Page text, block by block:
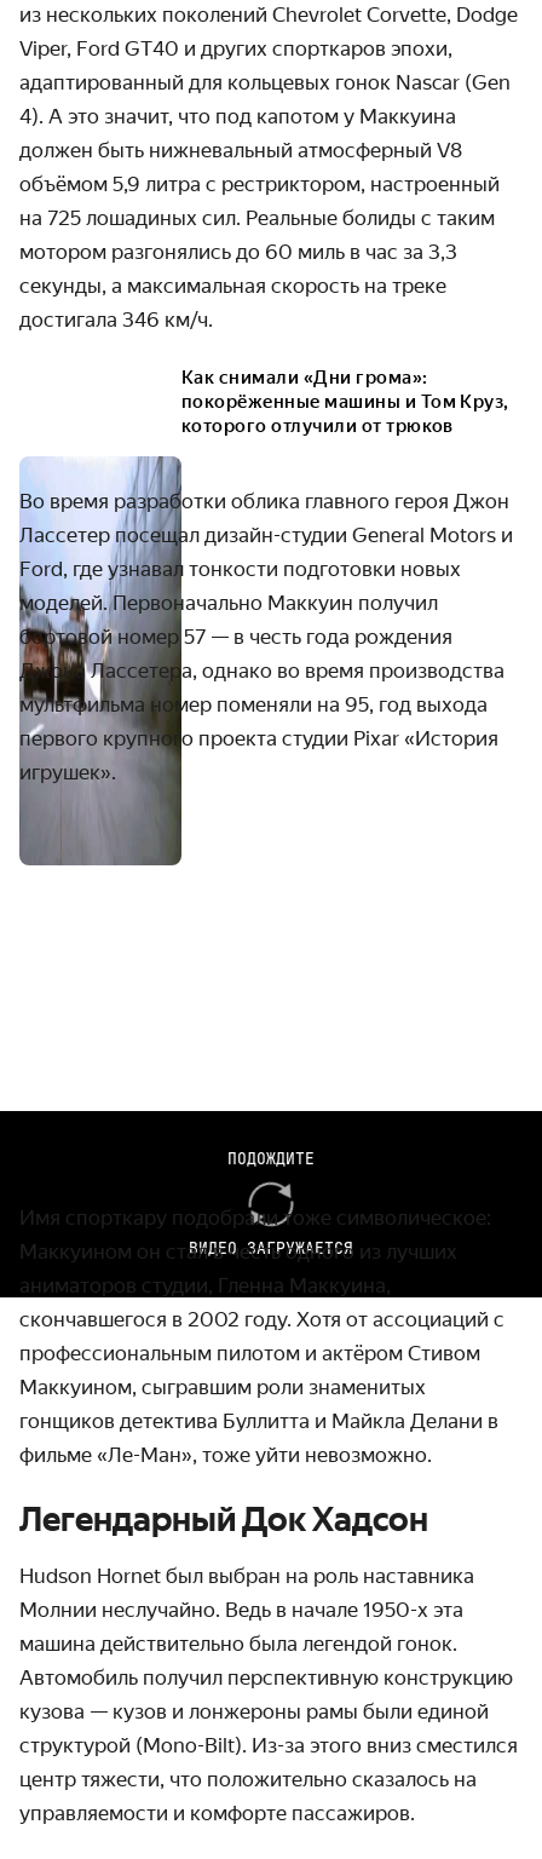
из нескольких поколений Chevrolet Corvette, Dodge
Viper, Ford GT40 и других спорткаров эпохи,
адаптированный для кольцевых гонок Nascar (Gen
4). А это значит, что под капотом у Маккуина
должен быть нижневальный атмосферный V8
объёмом 5,9 литра с рестриктором, настроенный
на 725 лошадиных сил. Реальные болиды с таким
мотором разгонялись до 60 миль в час за 3,3
секунды, а максимальная скорость на треке
достигала 346 км/ч.
Как снимали «Дни грома»:
покорёженные машины и Том Круз,
которого отлучили от трюков
Во время разработки облика главного героя Джон
Лассетер посещал дизайн-студии General Motors и
Ford, где узнавал тонкости подготовки новых
моделей. Первоначально Маккуин получил
бортовой номер 57 — в честь года рождения
Джона Лассетера, однако во время производства
мультфильма номер поменяли на 95, год выхода
первого крупного проекта студии Pixar «История
игрушек».
ПОДОЖДИТЕ
ВИДЕО ЗАГРУЖАЕТСЯ
Имя спорткару подобрали тоже символическое:
Маккуином он стал в честь одного из лучших
аниматоров студии, Гленна Маккуина,
скончавшегося в 2002 году. Хотя от ассоциаций с
профессиональным пилотом и актёром Стивом
Маккуином, сыгравшим роли знаменитых
гонщиков детектива Буллитта и Майкла Делани в
фильме «Ле-Ман», тоже уйти невозможно.
Легендарный Док Хадсон
Hudson Hornet был выбран на роль наставника
Молнии неслучайно. Ведь в начале 1950-х эта
машина действительно была легендой гонок.
Автомобиль получил перспективную конструкцию
кузова — кузов и лонжероны рамы были единой
структурой (Mono-Bilt). Из-за этого вниз сместился
центр тяжести, что положительно сказалось на
управляемости и комфорте пассажиров.